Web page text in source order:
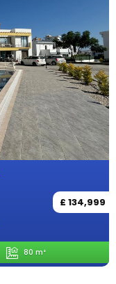
£ 134,999
80 m²